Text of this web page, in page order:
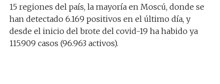
15 regiones del país, la mayoría en Moscú, donde se
han detectado 6.169 positivos en el último día, y
desde el inicio del brote del covid-19 ha habido ya
115.909 casos (96.963 activos).